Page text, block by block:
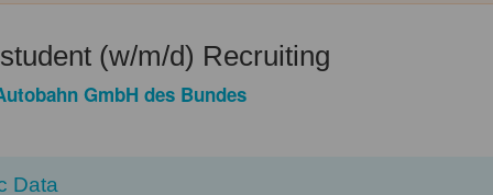
(w/m/d) Recruiting
GmbH des Bundes
Data